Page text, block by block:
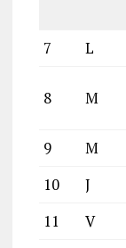
7
L
8 M
9
M
10
J
11
V